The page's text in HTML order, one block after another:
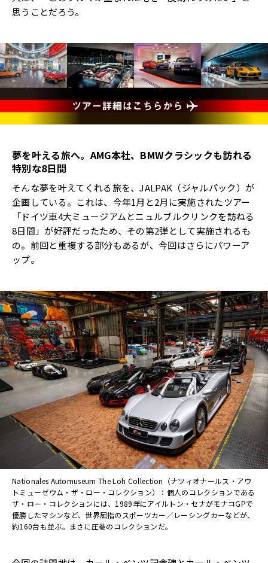
思うことだろう。
夢を叶える旅へ。AMG本社、BMWクラシックも訪れる
特別な8日間
そんな夢を叶えてくれる旅を、JALPAK（ジャルパック）が
企画している。これは、今年1月と2月に実施されたツアー
「ドイツ車4大ミュージアムとニュルブルクリンクを訪ねる
8日間」が好評だったため、その第2弾として実施されるも
の。前回と重複する部分もあるが、今回はさらにパワーア
ップ。
Nationales Automuseum The Loh Collection（ナツィオナールス・アウ
トミューゼウム・ザ・ロー・コレクション）：個人のコレクションである
ザ・ロー・コレクションには、1989年にアイルトン・セナがモナコGPで
優勝したマシンなど、世界屈指のスポーツカー／レーシングカーなどが、
約160台も並ぶ。まさに圧巻のコレクションだ。